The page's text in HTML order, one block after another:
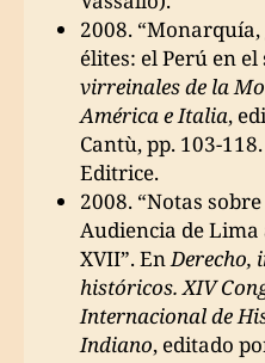
2008.
élites: el Perú en
virreinales de la
América e Italia,
Cantù, pp. 103-
Editrice.
2008. “Notas
Audiencia de Lima
XVII”. EnDerecho,
históricos. XIV
Internacional de
Indiano, editado